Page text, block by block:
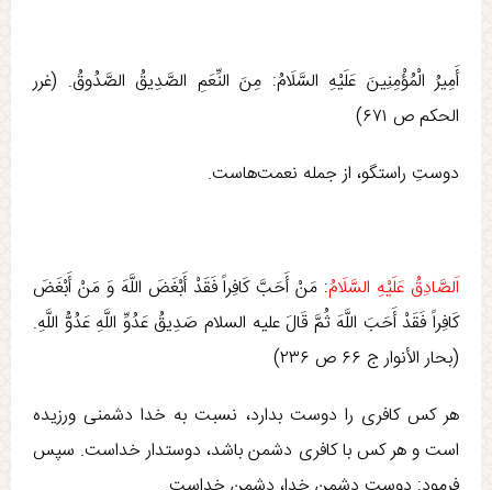
أَمِيرُ الْمُؤْمِنِينَ عَلَيْهِ السَّلَامُ: مِنَ‏ النِّعَمِ‏ الصَّدِيقُ‏ الصَّدُوقُ‏. (غرر
الحکم ص ۶۷۱)
دوستِ‏ راستگو، از جمله نعمت‌هاست.
اَلصَّادِقُ عَلَيْهِ السَّلَامُ: مَنْ أَحَبَّ كَافِراً فَقَدْ أَبْغَضَ اللَّهَ وَ مَنْ‏ أَبْغَضَ‏
كَافِراً فَقَدْ أَحَبَ‏ اللَّهَ‏ ثُمَّ قَالَ علیه السلام صَدِيقُ عَدُوِّ اللَّهِ عَدُوُّ اللَّهِ.
(بحار الأنوار ج ‏۶۶ ص ۲۳۶)
هر کس کافری را دوست بدارد، نسبت به خدا دشمنی ورزیده
است و هر کس با کافری دشمن باشد، دوستدار خداست. سپس